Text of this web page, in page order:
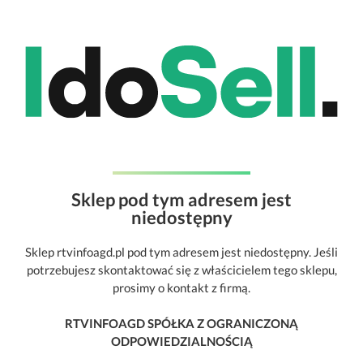
Sklep pod tym adresem jest
niedostępny
Sklep rtvinfoagd.pl pod tym adresem jest niedostępny. Jeśli
potrzebujesz skontaktować się z właścicielem tego sklepu,
prosimy o kontakt z firmą.
RTVINFOAGD SPÓŁKA Z OGRANICZONĄ
ODPOWIEDZIALNOŚCIĄ